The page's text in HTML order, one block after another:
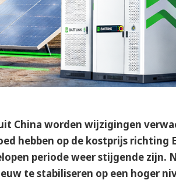
China worden wijzigingen
hebben op de kostprijs richting
periode weer stijgende zijn.
te stabiliseren op een hoger